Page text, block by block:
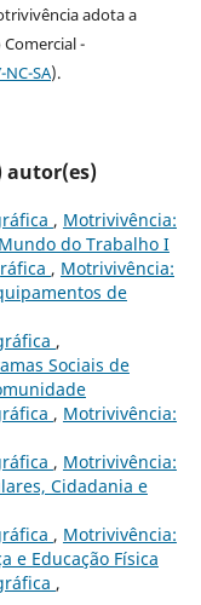
adota a
-
NC-SA).
autor(es)
, Motrivivência:
do Trabalho I
, Motrivivência:
de
,
Sociais de
, Motrivivência:
, Motrivivência:
Cidadania e
, Motrivivência:
e Educação Física
,